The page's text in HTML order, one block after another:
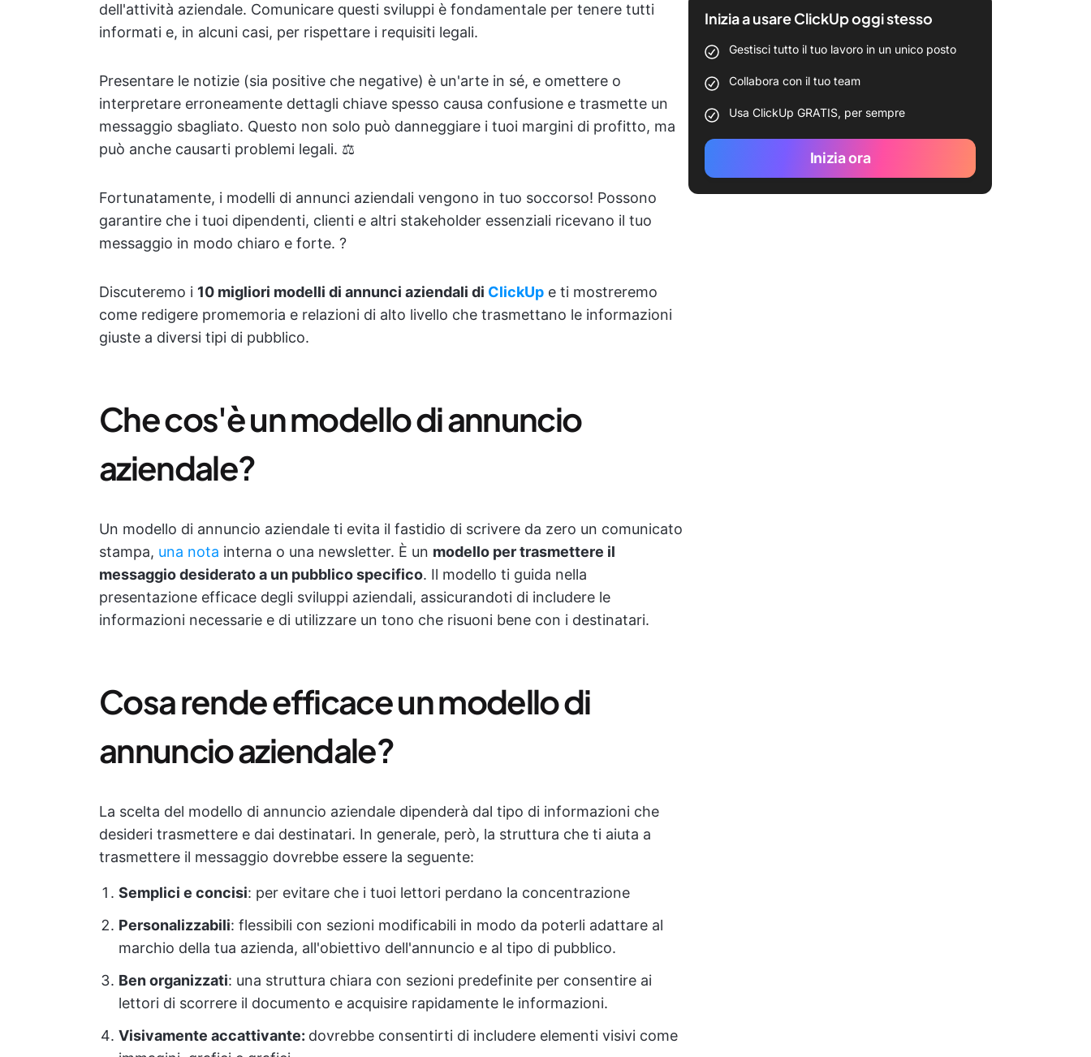
dell'attività aziendale. Comunicare questi sviluppi è fondamentale per tenere tutti
informati e, in alcuni casi, per rispettare i requisiti legali.
Presentare le notizie (sia positive che negative) è un'arte in sé, e omettere o
interpretare erroneamente dettagli chiave spesso causa confusione e trasmette un
messaggio sbagliato. Questo non solo può danneggiare i tuoi margini di profitto, ma
può anche causarti problemi legali. ⚖️
Fortunatamente, i modelli di annunci aziendali vengono in tuo soccorso! Possono
garantire che i tuoi dipendenti, clienti e altri stakeholder essenziali ricevano il tuo
messaggio in modo chiaro e forte. ?
Discuteremo i 10 migliori modelli di annunci aziendali di ClickUp e ti mostreremo
come redigere promemoria e relazioni di alto livello che trasmettano le informazioni
giuste a diversi tipi di pubblico.
Che cos'è un modello di annuncio
aziendale?
Un modello di annuncio aziendale ti evita il fastidio di scrivere da zero un comunicato
stampa, una nota interna o una newsletter. È un modello per trasmettere il
messaggio desiderato a un pubblico specifico. Il modello ti guida nella
presentazione efficace degli sviluppi aziendali, assicurandoti di includere le
informazioni necessarie e di utilizzare un tono che risuoni bene con i destinatari.
Cosa rende efficace un modello di
annuncio aziendale?
La scelta del modello di annuncio aziendale dipenderà dal tipo di informazioni che
desideri trasmettere e dai destinatari. In generale, però, la struttura che ti aiuta a
trasmettere il messaggio dovrebbe essere la seguente:
Semplici e concisi: per evitare che i tuoi lettori perdano la concentrazione
Personalizzabili: flessibili con sezioni modificabili in modo da poterli adattare al
marchio della tua azienda, all'obiettivo dell'annuncio e al tipo di pubblico.
Ben organizzati: una struttura chiara con sezioni predefinite per consentire ai
lettori di scorrere il documento e acquisire rapidamente le informazioni.
Visivamente accattivante: dovrebbe consentirti di includere elementi visivi come
Inizia a usare ClickUp oggi stesso
Gestisci tutto il tuo lavoro in un unico posto
Collabora con il tuo team
Usa ClickUp GRATIS, per sempre
Inizia ora